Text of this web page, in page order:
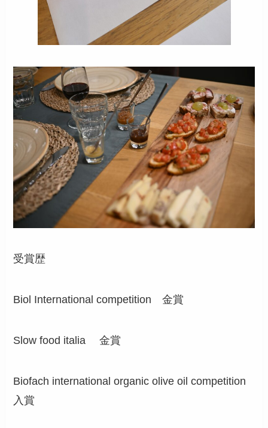
受賞歴
Biol International competition 金賞
Slow food italia 金賞
Biofach international organic olive oil competition
入賞